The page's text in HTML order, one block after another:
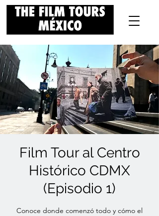
Film Tour al Centro
Histórico CDMX
(Episodio 1)
Conoce donde comenzó todo y cómo el